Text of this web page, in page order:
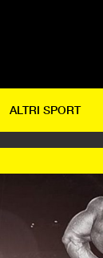
ALTRI SPORT